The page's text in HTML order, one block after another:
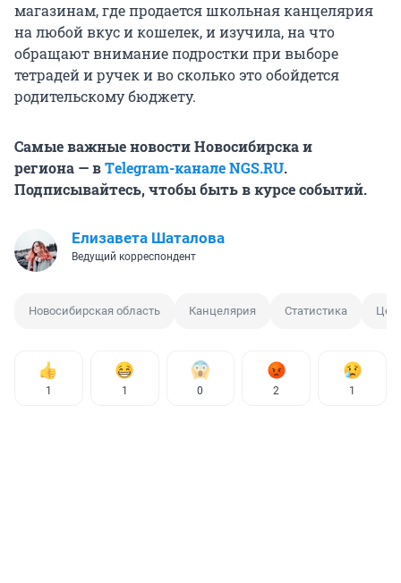
магазинам, где продается школьная канцелярия
на любой вкус и кошелек, и изучила, на что
обращают внимание подростки при выборе
тетрадей и ручек и во сколько это обойдется
родительскому бюджету.
Самые важные новости Новосибирска и
региона — вТelegram-канале NGS.RU.
Подписывайтесь, чтобы быть в курсе событий.
Елизавета Шаталова
Ведущий корреспондент
Новосибирская область Канцелярия Статистика
1 1 0 2 1